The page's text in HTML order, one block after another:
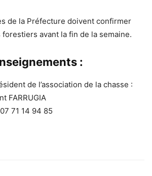
de la Préfecture doivent confirmer
forestiers avant la fin de la semaine.
:
de l’association de la chasse :
FARRUGIA
71 14 94 85